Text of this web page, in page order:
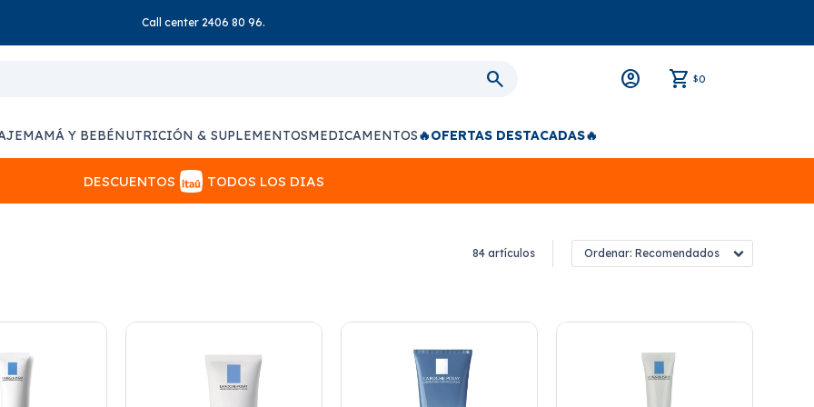
Call center 2406 80 96.
$0
MAMÁ Y BEBÉNUTRICIÓN & SUPLEMENTOSMEDICAMENTOS🔥OFERTAS DESTACADAS🔥
DESCUENTOS TODOS LOS DIAS
84 artículos Recomendados